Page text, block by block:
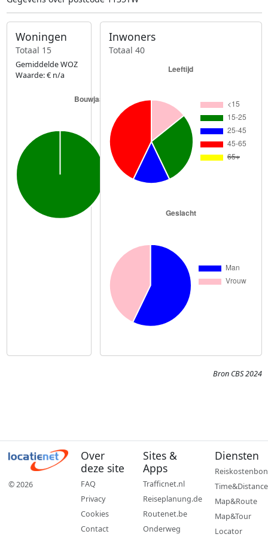
Woningen
Totaal 15
Gemiddelde WOZ
Waarde: € n/a
Inwoners
Totaal 40
Bron CBS 2024
© 2026
Over
deze site
FAQ
Privacy
Cookies
Contact
Sites &
Apps
Trafficnet.nl
Reiseplanung.de
Routenet.be
Onderweg
Diensten
Reiskostenbon
Time&Distance
Map&Route
Map&Tour
Locator